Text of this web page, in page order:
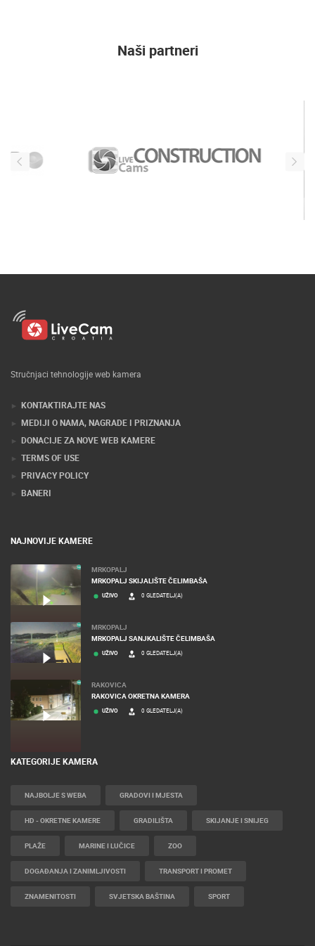
Naši partneri
Stručnjaci tehnologije web kamera
KONTAKTIRAJTE NAS
MEDIJI O NAMA, NAGRADE I PRIZNANJA
DONACIJE ZA NOVE WEB KAMERE
TERMS OF USE
PRIVACY POLICY
BANERI
NAJNOVIJE KAMERE
MRKOPALJ
MRKOPALJ SKIJALIŠTE ČELIMBAŠA
UŽIVO 0 GLEDATELJ(A)
MRKOPALJ
MRKOPALJ SANJKALIŠTE ČELIMBAŠA
UŽIVO 0 GLEDATELJ(A)
RAKOVICA
RAKOVICA OKRETNA KAMERA
UŽIVO 0 GLEDATELJ(A)
KATEGORIJE KAMERA
NAJBOLJE S WEBA GRADOVI I MJESTA
HD - OKRETNE KAMERE GRADILIŠTA SKIJANJE I SNIJEG
PLAŽE MARINE I LUČICE ZOO
DOGAĐANJA I ZANIMLJIVOSTI TRANSPORT I PROMET
ZNAMENITOSTI SVJETSKA BAŠTINA SPORT